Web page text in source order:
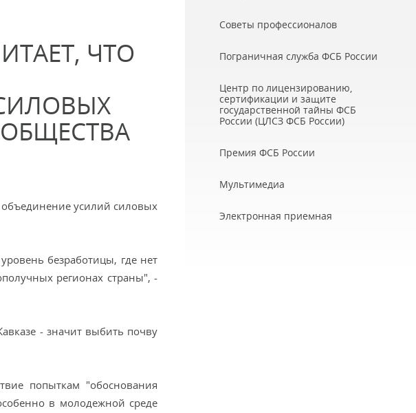
ЧТО
усилий силовых
безработицы, где нет
регионах страны", -
- значит выбить почву
попыткам "обоснования
в молодежной среде
Советы профессионалов
Пограничная служба ФСБ России
Центр по лицензированию,
сертификации и защите
государственной тайны ФСБ
России (ЦЛСЗ ФСБ России)
Премия ФСБ России
Мультимедиа
Электронная приемная